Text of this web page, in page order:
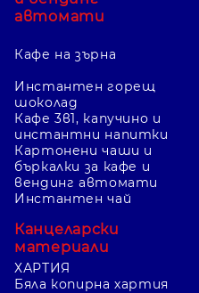
автомати
Кафе на зърна
Инстантен горещ
шоколад
Кафе 3в1, капучино и
инстантни напитки
Картонени чаши и
бъркалки за кафе и
вендинг автомати
Инстантен чай
Канцеларски
материали
ХАРТИЯ
Бяла копирна хартия